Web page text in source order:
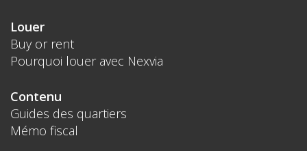
Louer
Buy or rent
Pourquoi louer avec Nexvia
Contenu
Guides des quartiers
Mémo fiscal